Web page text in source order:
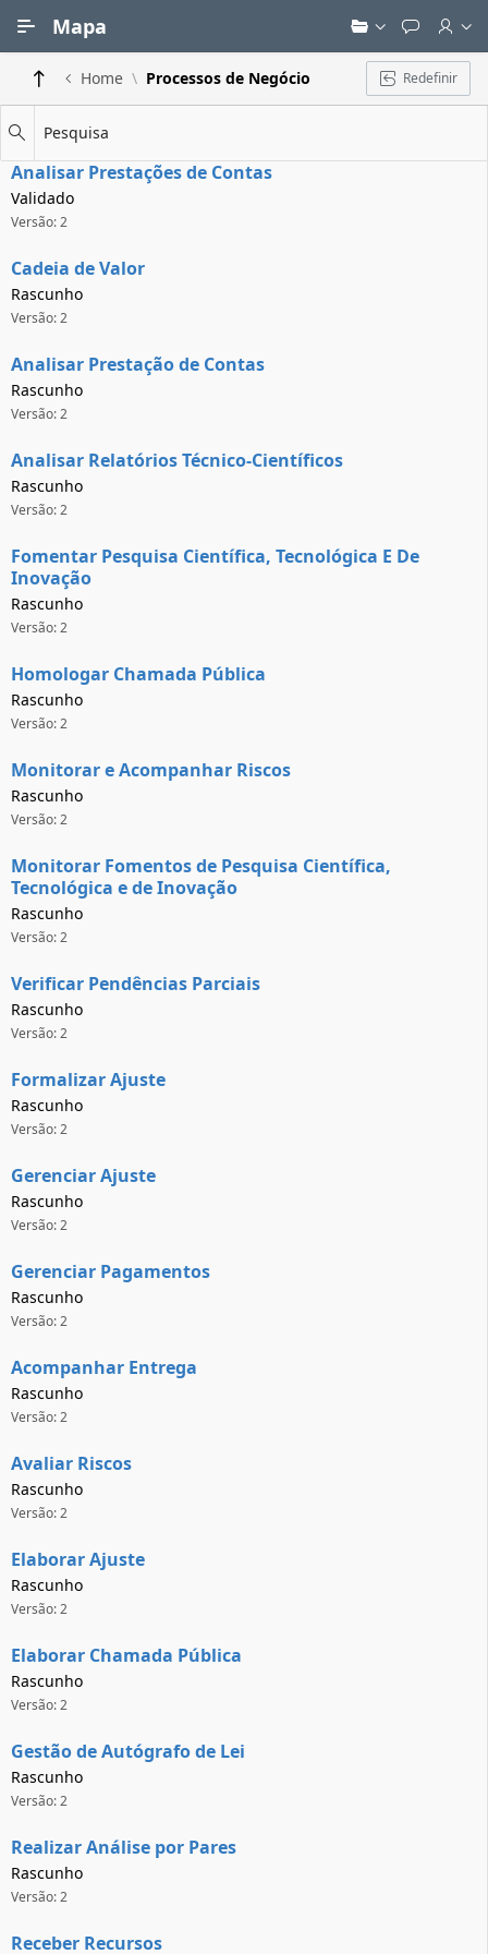
Mapa
Home Processos de Negócio Redefinir
Pesquisa
Analisar Prestações de Contas
Validado
Versão: 2
Cadeia de Valor
Rascunho
Versão: 2
Analisar Prestação de Contas
Rascunho
Versão: 2
Analisar Relatórios Técnico-Científicos
Rascunho
Versão: 2
Fomentar Pesquisa Científica, Tecnológica E De
Inovação
Rascunho
Versão: 2
Homologar Chamada Pública
Rascunho
Versão: 2
Monitorar e Acompanhar Riscos
Rascunho
Versão: 2
Monitorar Fomentos de Pesquisa Científica,
Tecnológica e de Inovação
Rascunho
Versão: 2
Verificar Pendências Parciais
Rascunho
Versão: 2
Formalizar Ajuste
Rascunho
Versão: 2
Gerenciar Ajuste
Rascunho
Versão: 2
Gerenciar Pagamentos
Rascunho
Versão: 2
Acompanhar Entrega
Rascunho
Versão: 2
Avaliar Riscos
Rascunho
Versão: 2
Elaborar Ajuste
Rascunho
Versão: 2
Elaborar Chamada Pública
Rascunho
Versão: 2
Gestão de Autógrafo de Lei
Rascunho
Versão: 2
Realizar Análise por Pares
Rascunho
Versão: 2
Receber Recursos